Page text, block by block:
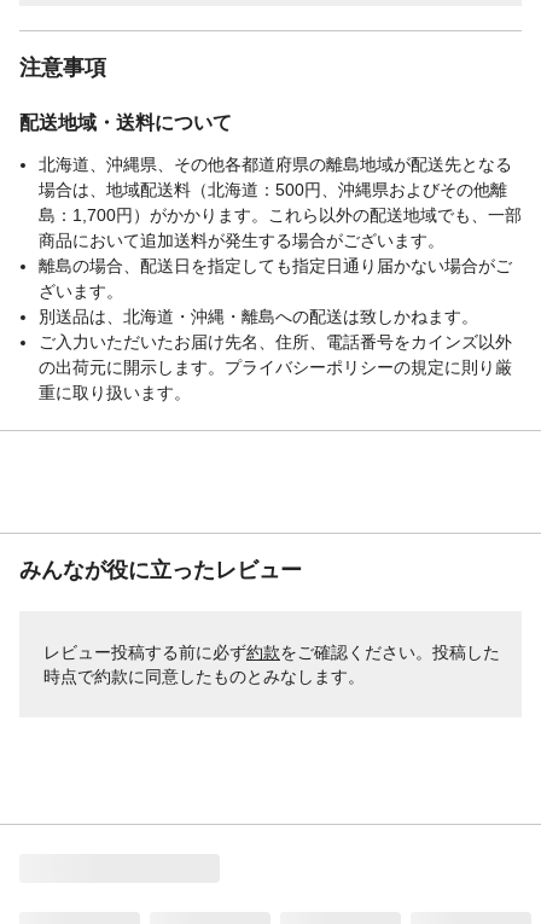
注意事項
配送地域・送料について
北海道、沖縄県、その他各都道府県の離島地域が配送先となる
場合は、地域配送料（北海道：500円、沖縄県およびその他離
島：1,700円）がかかります。これら以外の配送地域でも、一部
商品において追加送料が発生する場合がございます。
離島の場合、配送日を指定しても指定日通り届かない場合がご
ざいます。
別送品は、北海道・沖縄・離島への配送は致しかねます。
ご入力いただいたお届け先名、住所、電話番号をカインズ以外
の出荷元に開示します。プライバシーポリシーの規定に則り厳
重に取り扱います。
みんなが役に立ったレビュー
レビュー投稿する前に必ず約款をご確認ください。投稿した
時点で約款に同意したものとみなします。